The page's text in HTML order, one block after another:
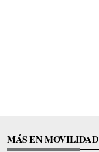
MÁS EN MOVILIDAD